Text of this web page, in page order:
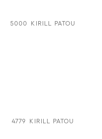
5000 KIRILL PATOU
4779 KIRILL PATOU